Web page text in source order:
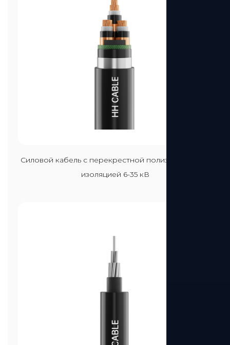
Посмотреть больше
Силовой кабель с перекрестной полиэтиленовой
изоляцией 6-35 кВ